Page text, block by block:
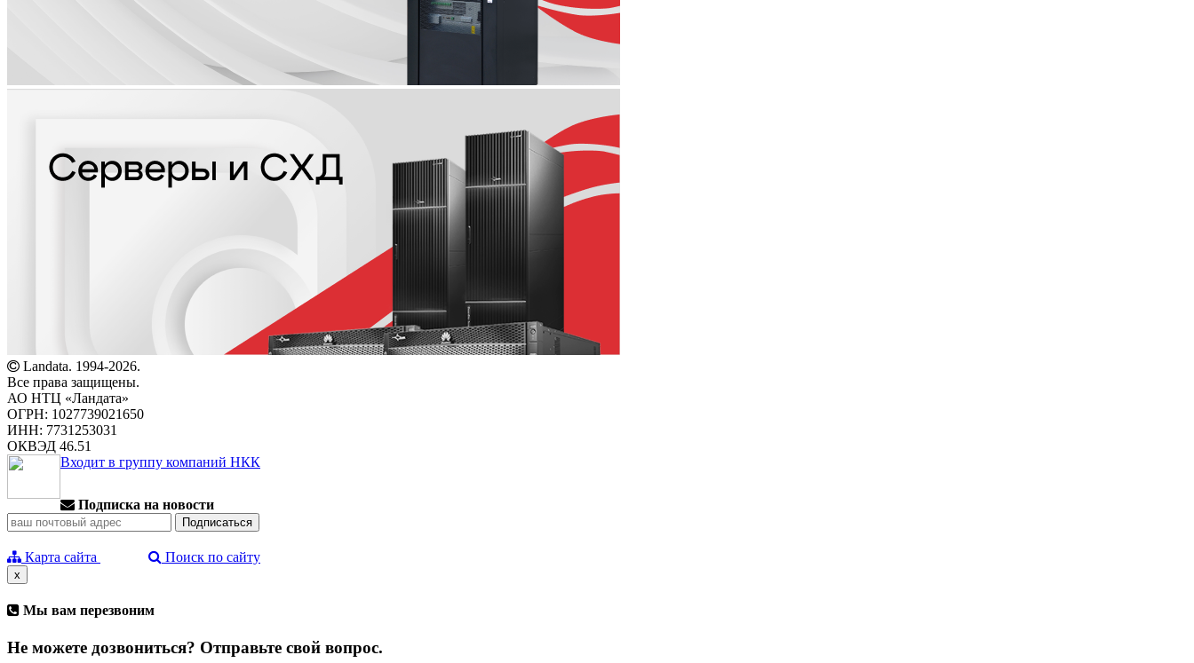
Landata. 1994-2026.
Все права защищены.
АО НТЦ «Ландата»
ОГРН: 1027739021650
ИНН: 7731253031
ОКВЭД 46.51
Входит в группу компаний НКК
Подписка на новости
Карта сайта Поиск по сайту
x
Мы вам перезвоним
Не можете дозвониться? Отправьте свой вопрос.